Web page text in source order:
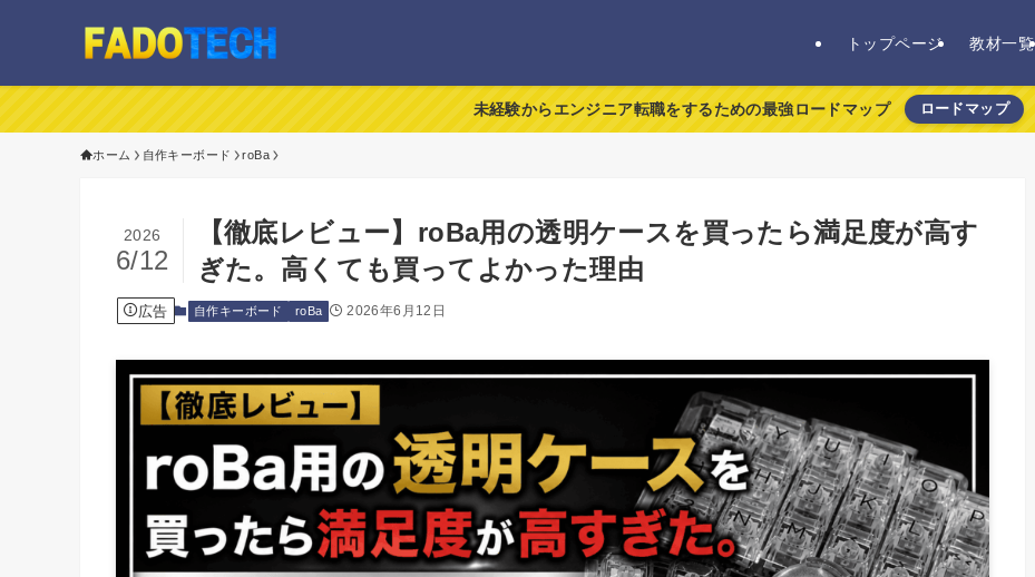
トップページ 教材一覧
未経験からエンジニア転職をするための最強ロードマップ ロードマップ
ホーム 自作キーボード roBa
【徹底レビュー】roBa用の透明ケースを買ったら満足度が高す
ぎた。高くても買ってよかった理由
2026
6/12
広告 自作キーボード roBa 2026年6月12日